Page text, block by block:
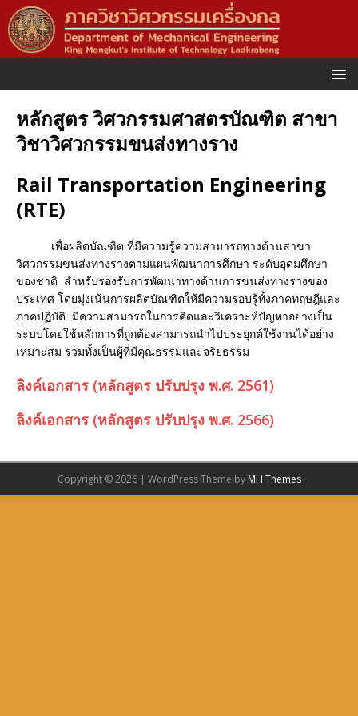
หลักสูตร วิศวกรรมศาสตรบัณฑิต สาขา
วิชาวิศวกรรมขนส่งทางราง
Rail Transportation Engineering
(RTE)
เพื่อผลิตบัณฑิต ที่มีความรู้ความสามารถทางด้านสาขา
วิศวกรรมขนส่งทางรางตามแผนพัฒนาการศึกษา ระดับอุดมศึกษา
ของชาติ สำหรับรองรับการพัฒนาทางด้านการขนส่งทางรางของ
ประเทศ โดยมุ่งเน้นการผลิตบัณฑิตให้มีความรอบรู้ทั้งภาคทฤษฎีและ
ภาคปฏิบัติ มีความสามารถในการคิดและวิเคราะห์ปัญหาอย่างเป็น
ระบบโดยใช้หลักการที่ถูกต้องสามารถนำไปประยุกต์ใช้งานได้อย่าง
เหมาะสม รวมทั้งเป็นผู้ที่มีคุณธรรมและจริยธรรม
ลิงค์เอกสาร (หลักสูตร ปรับปรุง พ.ศ. 2561)
ลิงค์เอกสาร (หลักสูตร ปรับปรุง พ.ศ. 2566)
Copyright © 2026 | WordPress Theme by MH Themes